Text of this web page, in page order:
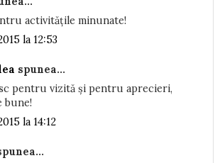
activitățile minunate!
la 12:53
spunea...
pentru vizită și pentru aprecieri,
bune!
la 14:12